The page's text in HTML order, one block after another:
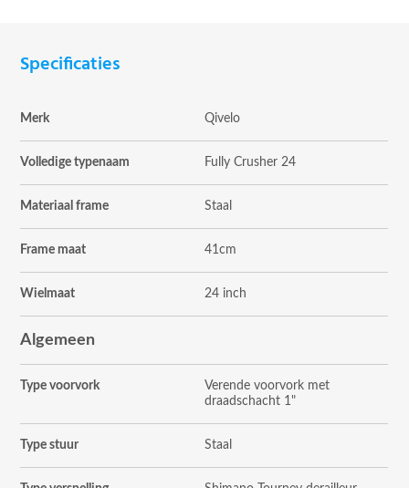
Specificaties
Merk Qivelo
Volledige typenaam Fully Crusher 24
Materiaal frame Staal
Frame maat 41cm
Wielmaat 24 inch
Algemeen
Type voorvork
Verende voorvork met
draadschacht 1"
Type stuur Staal